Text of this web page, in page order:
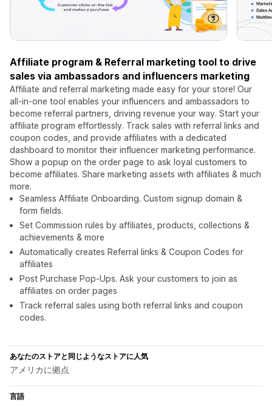
Affiliate program & Referral marketing tool to drive
sales via ambassadors and influencers marketing
Affiliate and referral marketing made easy for your store! Our
all-in-one tool enables your influencers and ambassadors to
become referral partners, driving revenue your way. Start your
affiliate program effortlessly. Track sales with referral links and
coupon codes, and provide affiliates with a dedicated
dashboard to monitor their influencer marketing performance.
Show a popup on the order page to ask loyal customers to
become affiliates. Share marketing assets with affiliates & much
more.
Seamless Affiliate Onboarding. Custom signup domain &
form fields.
Set Commission rules by affiliates, products, collections &
achievements & more
Automatically creates Referral links & Coupon Codes for
affiliates
Post Purchase Pop-Ups. Ask your customers to join as
affiliates on order pages
Track referral sales using both referral links and coupon
codes.
あなたのストアと同じようなストアに人気
アメリカに拠点
言語